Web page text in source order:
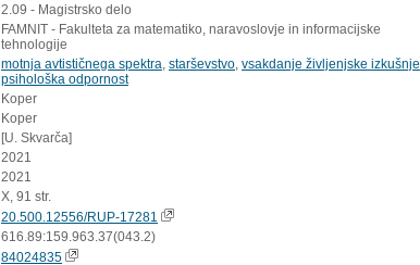
2.09 - Magistrsko delo
FAMNIT - Fakulteta za matematiko, naravoslovje in informacijske
tehnologije
motnja avtističnega spektra starševstvo vsakdanje življenjske izkušnje
psihološka odpornost
Koper
Koper
[U. Skvarča]
2021
2021
X, 91 str.
20.500.12556/RUP-17281
616.89:159.963.37(043.2)
84024835